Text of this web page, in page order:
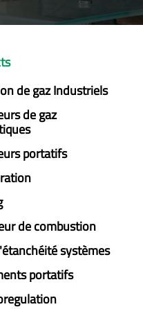
de gaz Industriels
de gaz
portatifs
de combustion
systèmes
portatifs